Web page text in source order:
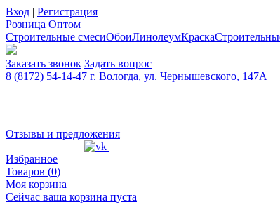
Вход | Регистрация
Розница Оптом
Строительные смесиОбоиЛинолеумКраска
Заказать звонок Задать вопрос
8 (8172) 54-14-47 г. Вологда, ул. Чернышевского, 147А
Отзывы и предложения
Избранное
Товаров (0)
Моя корзина
Сейчас ваша корзина пуста